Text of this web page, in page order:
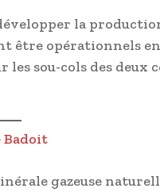
la production
être opérationnels en
les sou-cols des deux
Badoit
gazeuse